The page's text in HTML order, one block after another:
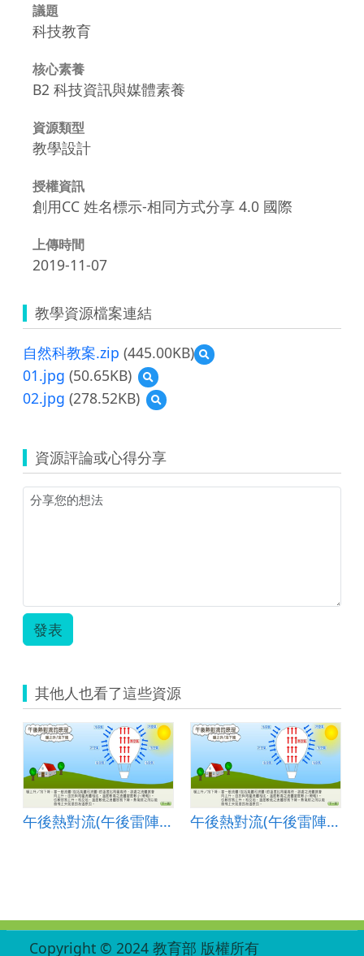
議題
科技教育
核心素養
B2 科技資訊與媒體素養
資源類型
教學設計
授權資訊
創用CC 姓名標示-相同方式分享 4.0 國際
上傳時間
2019-11-07
教學資源檔案連結
自然科教案.zip (445.00KB)
預
覽
01.jpg (50.65KB)
預
覽
01.jpg
02.jpg (278.52KB)
預
覽
資源評論或心得分享
發表
其他人也看了這些資源
午後熱對流(午後雷陣雨)-暖上升、冷下降 午後熱對流(午後雷陣雨)-暖上升、冷下降
Copyright © 2024 教育部 版權所有